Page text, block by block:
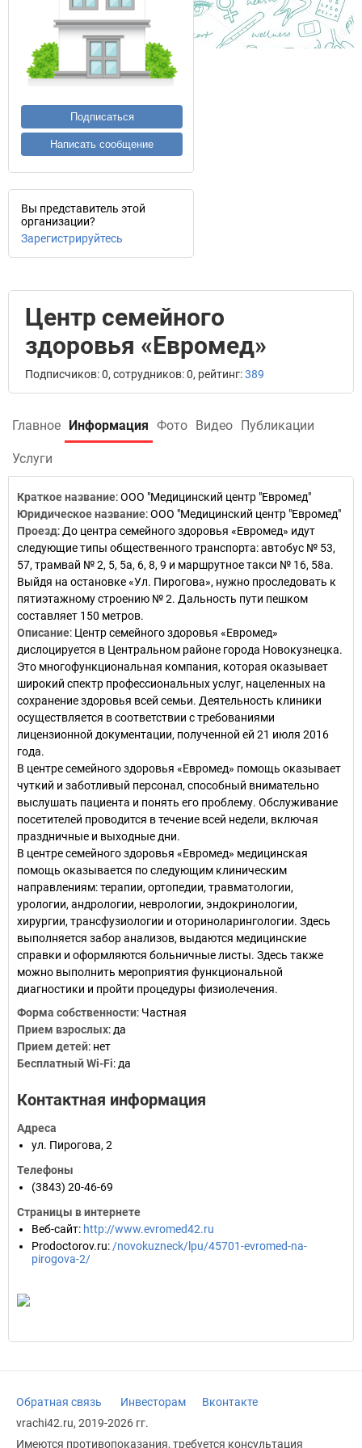
Подписаться
Написать сообщение
Вы представитель этой
организации?
Зарегистрируйтесь
Центр семейного
здоровья «Евромед»
Подписчиков: 0, сотрудников: 0, рейтинг:389
Главное Информация Фото Видео Публикации
Услуги
Краткое название:ООО "Медицинский центр "Евромед"
Юридическое название:ООО "Медицинский центр "Евромед"
Проезд: До центра семейного здоровья «Евромед» идут
следующие типы общественного транспорта: автобус № 53,
57, трамвай № 2, 5, 5а, 6, 8, 9 и маршрутное такси № 16, 58а.
Выйдя на остановке «Ул. Пирогова», нужно проследовать к
пятиэтажному строению № 2. Дальность пути пешком
составляет 150 метров.
Описание: Центр семейного здоровья «Евромед»
дислоцируется в Центральном районе города Новокузнецка.
Это многофункциональная компания, которая оказывает
широкий спектр профессиональных услуг, нацеленных на
сохранение здоровья всей семьи. Деятельность клиники
осуществляется в соответствии с требованиями
лицензионной документации, полученной ей 21 июля 2016
года.
В центре семейного здоровья «Евромед» помощь оказывает
чуткий и заботливый персонал, способный внимательно
выслушать пациента и понять его проблему. Обслуживание
посетителей проводится в течение всей недели, включая
праздничные и выходные дни.
В центре семейного здоровья «Евромед» медицинская
помощь оказывается по следующим клиническим
направлениям: терапии, ортопедии, травматологии,
урологии, андрологии, неврологии, эндокринологии,
хирургии, трансфузиологии и оториноларингологии. Здесь
выполняется забор анализов, выдаются медицинские
справки и оформляются больничные листы. Здесь также
можно выполнить мероприятия функциональной
диагностики и пройти процедуры физиолечения.
Форма собственности: Частная
Прием взрослых: да
Прием детей: нет
Бесплатный Wi-Fi: да
Контактная информация
Адреса
ул. Пирогова, 2
Телефоны
(3843) 20-46-69
Страницы в интернете
Веб-сайт: http://www.evromed42.ru
Prodoctorov.ru: /novokuzneck/lpu/45701-evromed-na-
pirogova-2/
Обратная связь Инвесторам
Вконтакте
vrachi42.ru, 2019-2026 гг.
Имеются противопоказания, требуется консультация